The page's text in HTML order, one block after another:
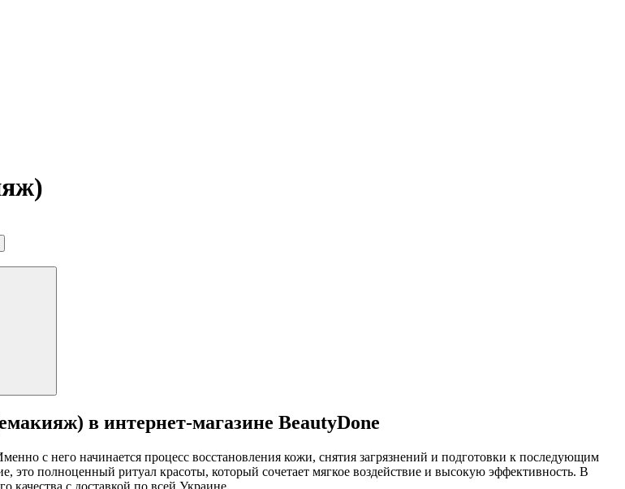
в интернет-магазине BeautyDone
с него начинается процесс восстановления кожи, снятия загрязнений и подготовки к последующим
это полноценный ритуал красоты, который сочетает мягкое воздействие и высокую эффективность. В
качества с доставкой по всей Украине.